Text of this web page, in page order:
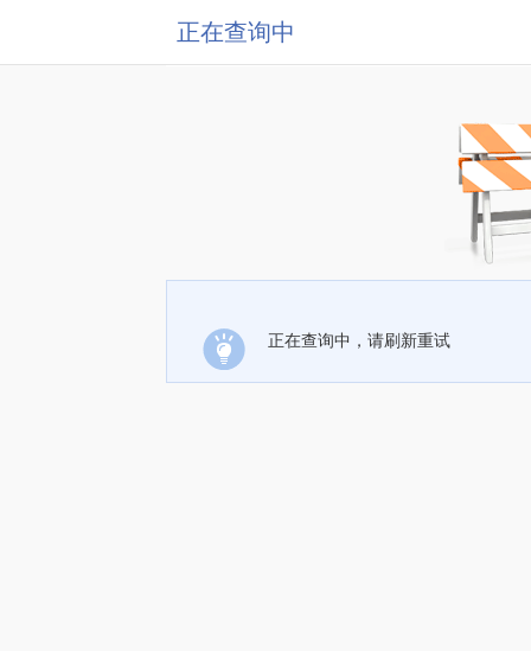
正在查询中
正在查询中，请刷新重试